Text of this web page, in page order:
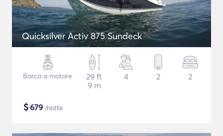
Quicksilver Activ 875 Sundeck
Barca a motore
29 ft
9 m
4 2 2
$679 /notte